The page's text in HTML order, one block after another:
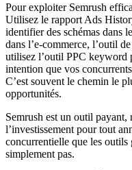
Pour exploiter Semrush
Utilisez le rapport Ads
identifier des schémas dans
dans l’e-commerce, l’outil
utilisez l’outil PPC keyword
intention que vos
C’est souvent le chemin le
opportunités.
Semrush est un outil
l’investissement pour tout
concurrentielle que les
simplement pas.